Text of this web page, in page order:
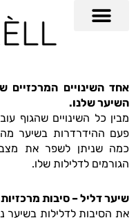
אחד השינויים המרכזיים
השיער שלנו.
מבין כל השינויים שהגוף
פעם ההידרדרות בשיער
כמה שניתן לשפר את
הגורמים לדלילות שלו.
שיער דליל – סיבות מרכזיות
את הסיבות לדלילות בשיער